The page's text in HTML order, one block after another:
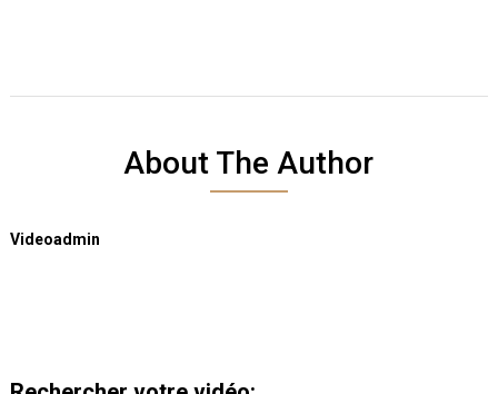
About The Author
Videoadmin